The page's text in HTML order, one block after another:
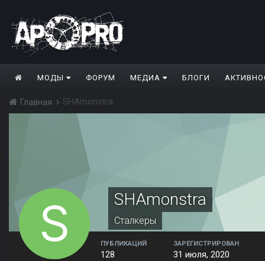
МОДЫ ФОРУМ МЕДИА БЛОГИ
Главная SHAmonstra
SHAmonstra
Сталкеры
ПУБЛИКАЦИЙ
128
ЗАРЕГИСТРИРОВАН
31 июля, 2020